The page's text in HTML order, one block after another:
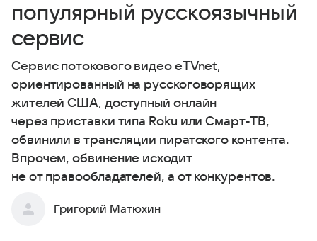
популярный русскоязычный
сервис
Сервис потокового видео eTVnet,
ориентированный на русскоговорящих
жителей США, доступный онлайн
через приставки типа Roku или Смарт-ТВ,
обвинили в трансляции пиратского контента.
Впрочем, обвинение исходит
не от правообладателей, а от конкурентов.
Григорий Матюхин